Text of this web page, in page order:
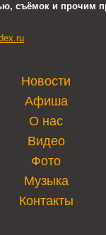
съёмок и прочим
Новости
Афиша
О нас
Видео
Фото
Музыка
Контакты